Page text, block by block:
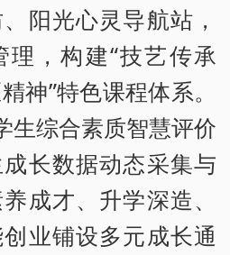
阳光心灵导航站，
，构建“技艺传承
神”特色课程体系。
生综合素质智慧评价
长数据动态采集与
成才、升学深造、
业铺设多元成长通